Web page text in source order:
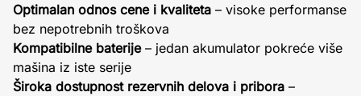
Optimalan odnos cene i kvaliteta – visoke performanse
bez nepotrebnih troškova
Kompatibilne baterije– jedan akumulator pokreće više
mašina iz iste serije
Široka dostupnost rezervnih delova i pribora –